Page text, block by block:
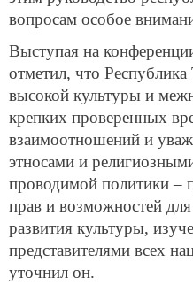
вопросам особое
Выступая на
отметил, что Республика
высокой культуры и
крепких проверенных
взаимоотношений и
этносами и
проводимой политики –
прав и возможностей
развития культуры,
представителями всех
уточнил он.